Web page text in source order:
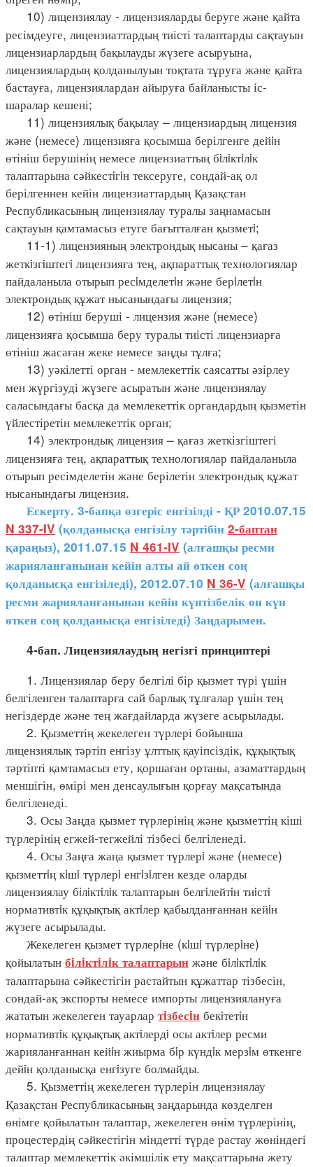
10) лицензиялау - лицензияларды беруге және қайта
ресімдеуге, лицензиаттардың тиісті талаптарды сақтауын
лицензиарлардың бақылауды жүзеге асыруына,
лицензиялардың қолданылуын тоқтата тұруға және қайта
бастауға, лицензиялардан айыруға байланысты іс-
шаралар кешені;
11) лицензиялық бақылау – лицензиардың лицензия
және (немесе) лицензияға қосымша берілгенге дейiн
өтініш берушінің немесе лицензиаттың бiлiктiлiк
талаптарына сәйкестiгiн тексеруге, сондай-ақ ол
берілгеннен кейін лицензиаттардың Қазақстан
Республикасының лицензиялау туралы заңнамасын
сақтауын қамтамасыз етуге бағытталған қызметi;
11-1) лицензияның электрондық нысаны – қағаз
жеткiзгiштегi лицензияға тең, ақпараттық технологиялар
пайдаланыла отырып ресiмделетiн және берiлетiн
электрондық құжат нысанындағы лицензия;
12) өтініш беруші - лицензия және (немесе)
лицензияға қосымша беру туралы тиісті лицензиарға
өтініш жасаған жеке немесе заңды тұлға;
13) уәкілетті орган - мемлекеттік саясатты әзірлеу
мен жүргізуді жүзеге асыратын және лицензиялау
саласындағы басқа да мемлекеттік органдардың қызметін
үйлестіретін мемлекеттік орган;
14) электрондық лицензия – қағаз жеткізгіштегі
лицензияға тең, ақпараттық технологиялар пайдаланыла
отырып ресімделетін және берілетін электрондық құжат
нысанындағы лицензия.
Ескерту. 3-бапқа өзгеріс енгізілді - ҚР 2010.07.15
N 337-IV (қолданысқа енгізілу тәртібін 2-баптан
қараңыз), 2011.07.15 N 461-IV (алғашқы ресми
жарияланғанынан кейін алты ай өткен соң
қолданысқа енгізіледі), 2012.07.10 N 36-V (алғашқы
ресми жарияланғанынан кейін күнтізбелік он күн
өткен соң қолданысқа енгізіледі) Заңдарымен.
4-бап. Лицензиялаудың негізгі принциптері
1. Лицензиялар беру белгілі бір қызмет түрі үшін
белгіленген талаптарға сай барлық тұлғалар үшін тең
негіздерде және тең жағдайларда жүзеге асырылады.
2. Қызметтің жекелеген түрлері бойынша
лицензиялық тәртіп енгізу ұлттық қауіпсіздік, құқықтық
тәртіпті қамтамасыз ету, қоршаған ортаны, азаматтардың
меншігін, өмірі мен денсаулығын қорғау мақсатында
белгіленеді.
3. Осы Заңда қызмет түрлерінің және қызметтің кіші
түрлерінің егжей-тегжейлі тізбесі белгіленеді.
4. Осы Заңға жаңа қызмет түрлерi және (немесе)
қызметтiң кiшi түрлерi енгiзiлген кезде оларды
лицензиялау бiлiктiлiк талаптарын белгiлейтiн тиiстi
нормативтiк құқықтық актiлер қабылданғаннан кейiн
жүзеге асырылады.
Жекелеген қызмет түрлерiне (кiшi түрлерiне)
қойылатын бiлiктiлiк талаптарын және бiлiктiлiк
талаптарына сәйкестігін растайтын құжаттар тізбесін,
сондай-ақ экспорты немесе импорты лицензиялануға
жататын жекелеген тауарлар тiзбесiн бекiтетiн
нормативтiк құқықтық актiлердi осы актiлер ресми
жарияланғаннан кейiн жиырма бiр күндiк мерзiм өткенге
дейiн қолданысқа енгiзуге болмайды.
5. Қызметтің жекелеген түрлерін лицензиялау
Қазақстан Республикасының заңдарында көзделген
өнімге қойылатын талаптар, жекелеген өнім түрлерінің,
процестердің сәйкестігін міндетті түрде растау жөніндегі
талаптар мемлекеттік әкімшілік ету мақсаттарына жету